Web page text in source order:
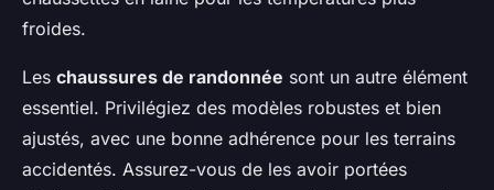
froides.
Les chaussures de randonnée sont un autre élément
essentiel. Privilégiez des modèles robustes et bien
ajustés, avec une bonne adhérence pour les terrains
accidentés. Assurez-vous de les avoir portées